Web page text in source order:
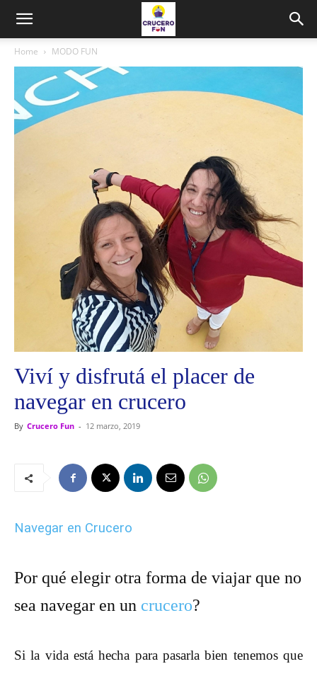
Home MODO FUN
Viví y disfrutá el placer de
navegar en crucero
By Crucero Fun - 12 marzo, 2019
Navegar en Crucero
Por qué elegir otra forma de viajar que no
sea navegar en un crucero?
Si la vida está hecha para pasarla bien tenemos que